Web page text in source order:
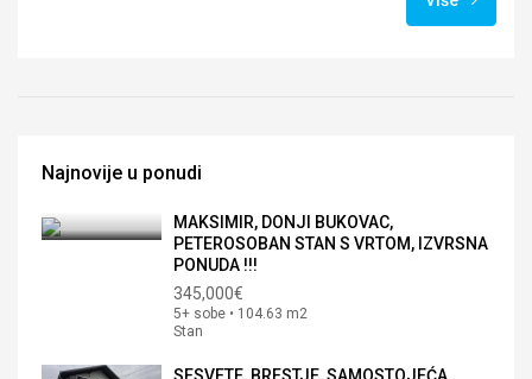
Najnovije u ponudi
MAKSIMIR, DONJI BUKOVAC,
PETEROSOBAN STAN S VRTOM, IZVRSNA
PONUDA !!!
345,000€
5+ sobe • 104.63 m2
Stan